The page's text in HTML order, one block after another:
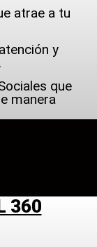
atrae a tu
y
que
manera
360